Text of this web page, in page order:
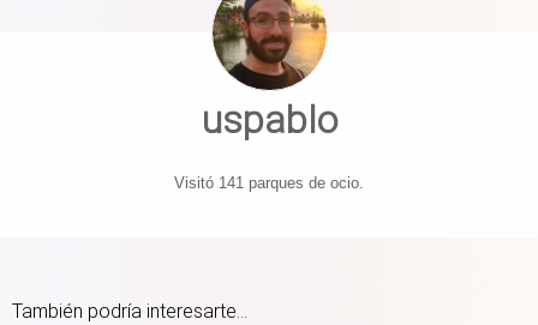
uspablo
Visitó 141 parques de ocio.
También podría interesarte...